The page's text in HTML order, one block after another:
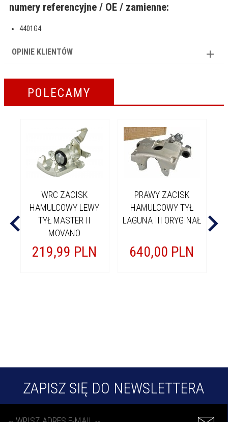
numery referencyjne / OE / zamienne:
4401G4
OPINIE KLIENTÓW
POLECAMY
WRC ZACISK
HAMULCOWY LEWY
TYŁ MASTER II
MOVANO
219,99 PLN
PRAWY ZACISK
HAMULCOWY TYŁ
LAGUNA III ORYGINAŁ
640,00 PLN
ZAPISZ SIĘ DO NEWSLETTERA